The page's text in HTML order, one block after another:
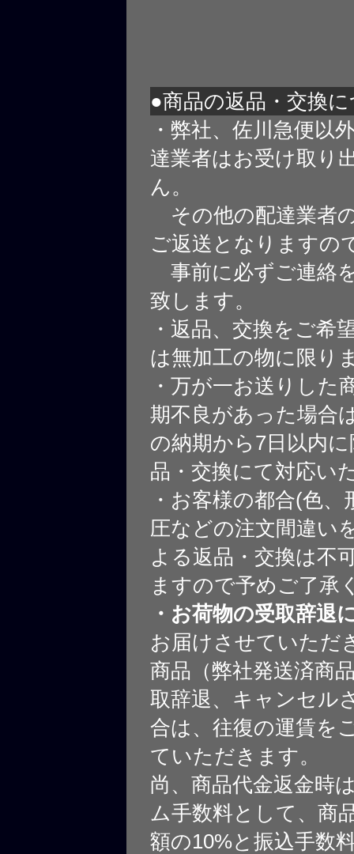
●商品の返品・交換
・弊社、佐川急便以
達業者はお受け取り
ん。
その他の配達業者
ご返送となりますの
事前に必ずご連絡
致します。
・返品、交換をご希
は無加工の物に限り
・万が一お送りした
期不良があった場合
の納期から7日以内
品・交換にて対応い
・お客様の都合(色、
圧などの注文間違い
よる返品・交換は不
ますので予めご了承
・お荷物の受取辞退
お届けさせていただ
商品（弊社発送済商
取辞退、キャンセル
合は、往復の運賃を
ていただきます。
尚、商品代金返金時
ム手数料として、商
額の10%と振込手数